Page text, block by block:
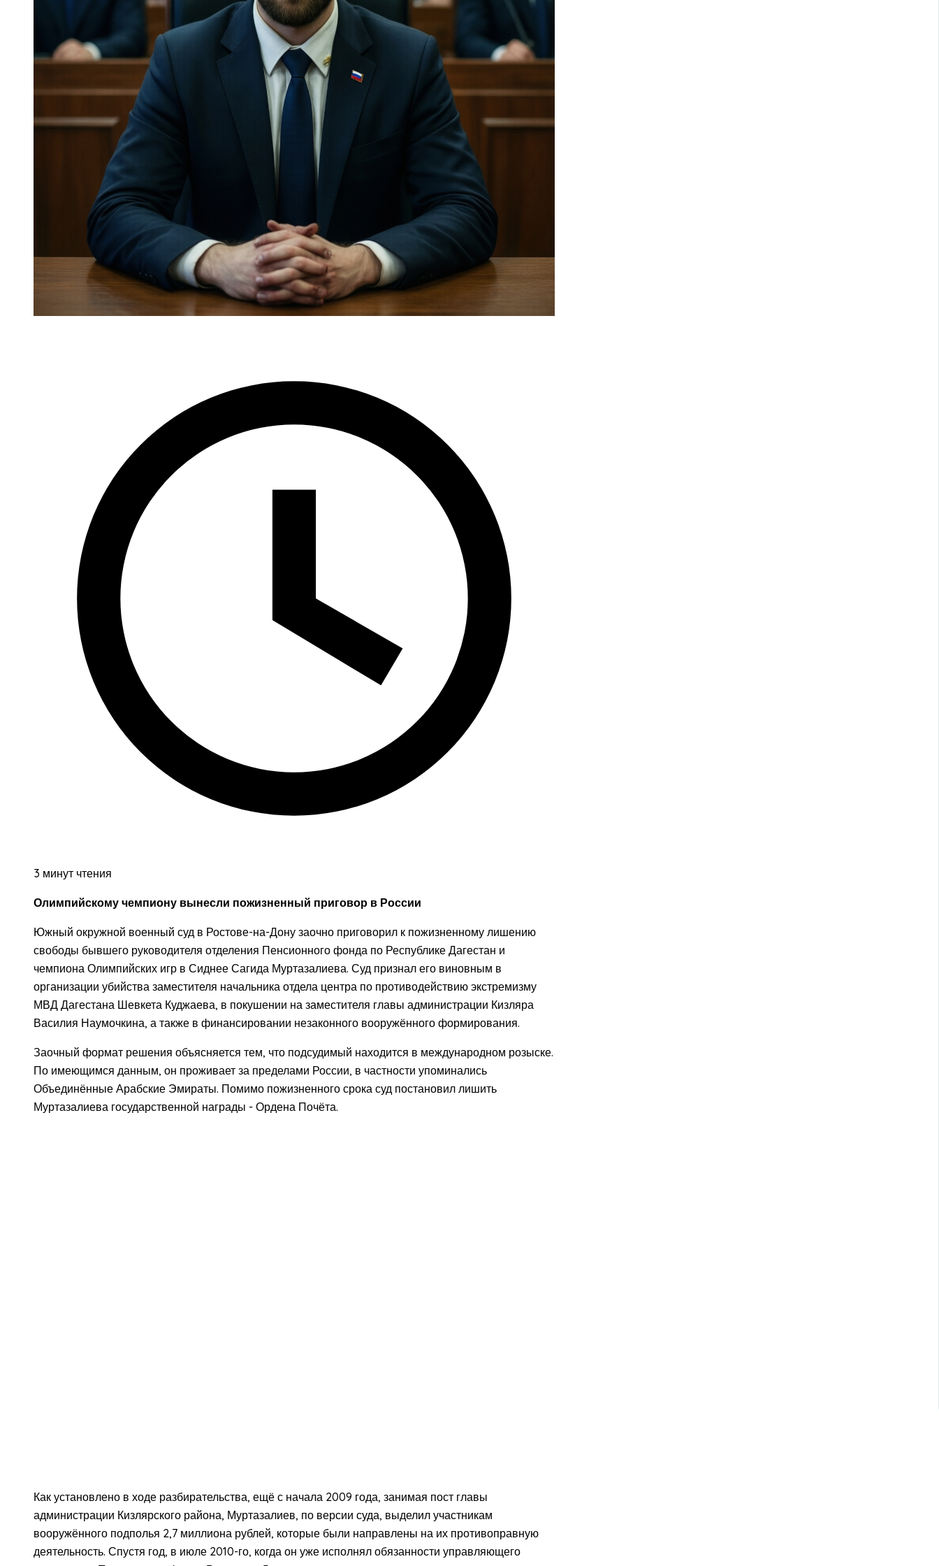
3 минут чтения
Олимпийскому чемпиону вынесли пожизненный приговор в России
Южный окружной военный суд в Ростове-на-Дону заочно приговорил к пожизненному лишению
свободы бывшего руководителя отделения Пенсионного фонда по Республике Дагестан и
чемпиона Олимпийских игр в Сиднее Сагида Муртазалиева. Суд признал его виновным в
организации убийства заместителя начальника отдела центра по противодействию экстремизму
МВД Дагестана Шевкета Куджаева, в покушении на заместителя главы администрации Кизляра
Василия Наумочкина, а также в финансировании незаконного вооружённого формирования.
Заочный формат решения объясняется тем, что подсудимый находится в международном розыске.
По имеющимся данным, он проживает за пределами России, в частности упоминались
Объединённые Арабские Эмираты. Помимо пожизненного срока суд постановил лишить
Муртазалиева государственной награды - Ордена Почёта.
Как установлено в ходе разбирательства, ещё с начала 2009 года, занимая пост главы
администрации Кизлярского района, Муртазалиев, по версии суда, выделил участникам
вооружённого подполья 2,7 миллиона рублей, которые были направлены на их противоправную
деятельность. Спустя год, в июле 2010-го, когда он уже исполнял обязанности управляющего